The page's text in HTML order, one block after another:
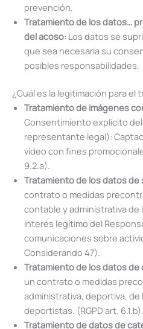
prevención.
Tratamiento de los datos…
del acoso: Los datos se
que sea necesaria su
posibles responsabilidades.
¿Cuál es la legitimación para
Tratamiento de imágenes
Consentimiento explícito
representante legal):
vídeo con fines
9.2.a).
Tratamiento de los datos de
contrato o medidas
contable y administrativa de
Interés legítimo del
comunicaciones sobre
Considerando 47).
Tratamiento de los datos
un contrato o medidas
administrativa, deportiva,
deportistas. (RGPD art. 6.1.b).
Tratamiento de datos de